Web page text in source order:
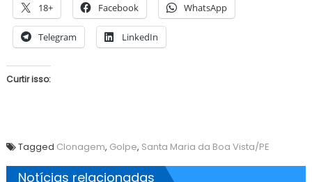
18+ Facebook WhatsApp
Telegram LinkedIn
Curtir isso:
Tagged Clonagem, Golpe, Santa Maria da Boa Vista/PE
Notícias relacionadas